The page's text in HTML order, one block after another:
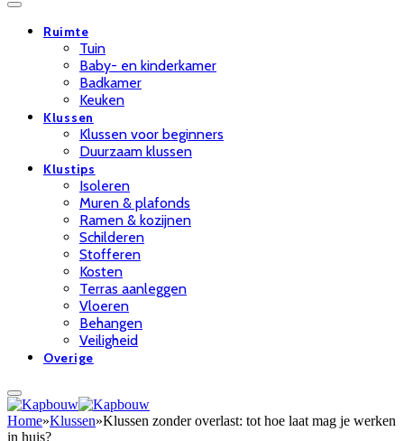
Ruimte
Tuin
Baby- en kinderkamer
Badkamer
Keuken
Klussen
Klussen voor beginners
Duurzaam klussen
Klustips
Isoleren
Muren & plafonds
Ramen & kozijnen
Schilderen
Stofferen
Kosten
Terras aanleggen
Vloeren
Behangen
Veiligheid
Overige
Home»Klussen»Klussen zonder overlast: tot hoe laat mag je werken
in huis?